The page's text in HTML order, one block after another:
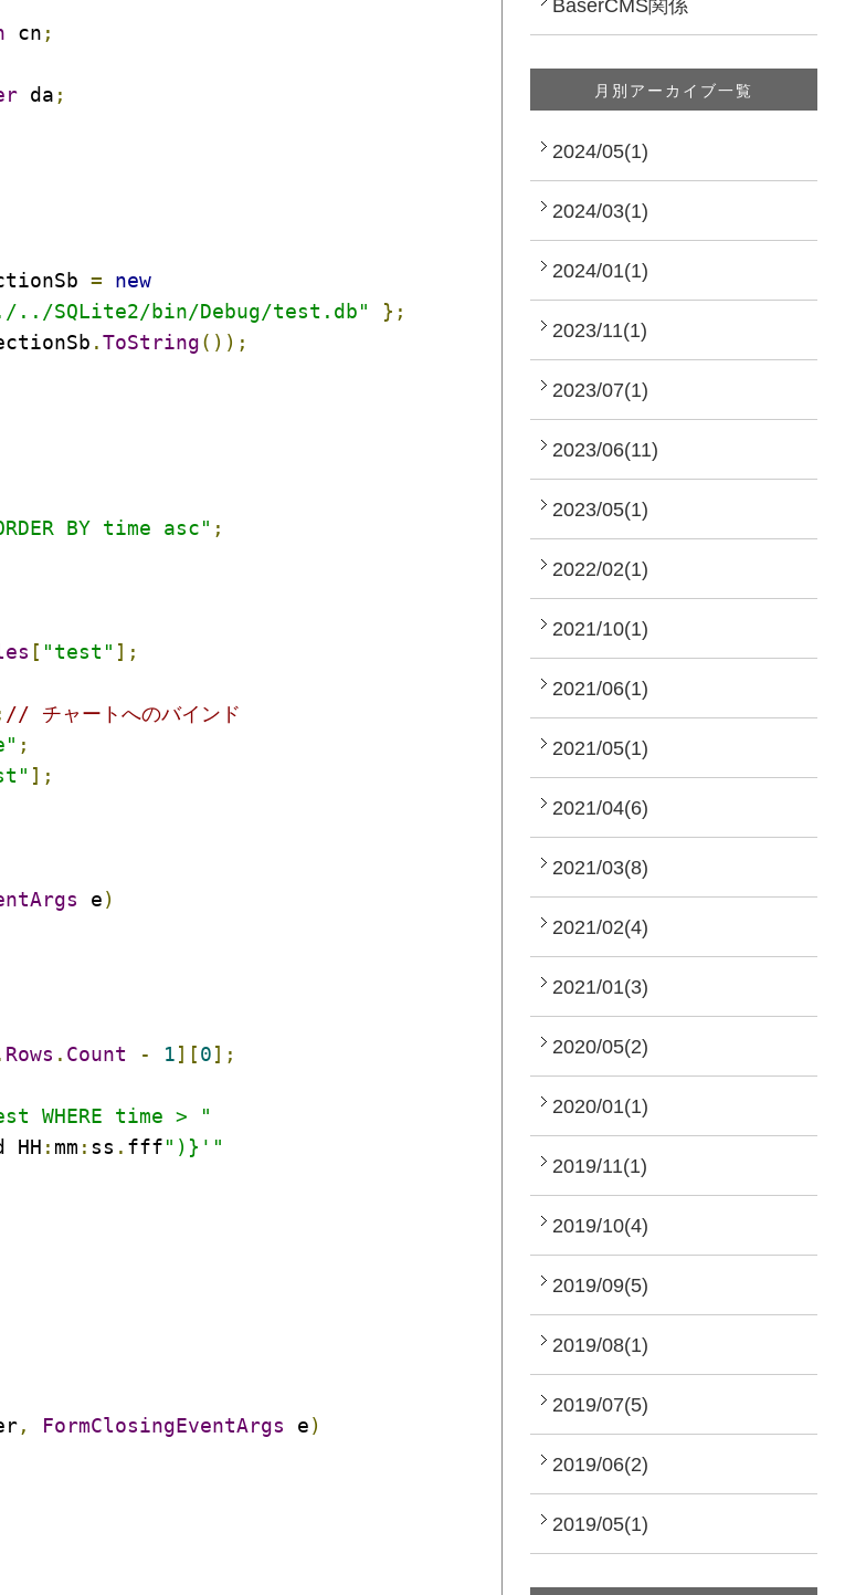
cn ;
da ;
=
new
SQLite2/bin/Debug/test.db"
};
.ToString());
BY time asc" ;
[ "test" ];
// チャートへのバインド
;
];
e)
Rows . Count - 1][0];
WHERE time > "
HH : mm : ss . fff")}'"
, FormClosingEventArgs e)
BaserCMS関係
月別アーカイブ一覧
2024/05(1)
2024/03(1)
2024/01(1)
2023/11(1)
2023/07(1)
2023/06(11)
2023/05(1)
2022/02(1)
2021/10(1)
2021/06(1)
2021/05(1)
2021/04(6)
2021/03(8)
2021/02(4)
2021/01(3)
2020/05(2)
2020/01(1)
2019/11(1)
2019/10(4)
2019/09(5)
2019/08(1)
2019/07(5)
2019/06(2)
2019/05(1)